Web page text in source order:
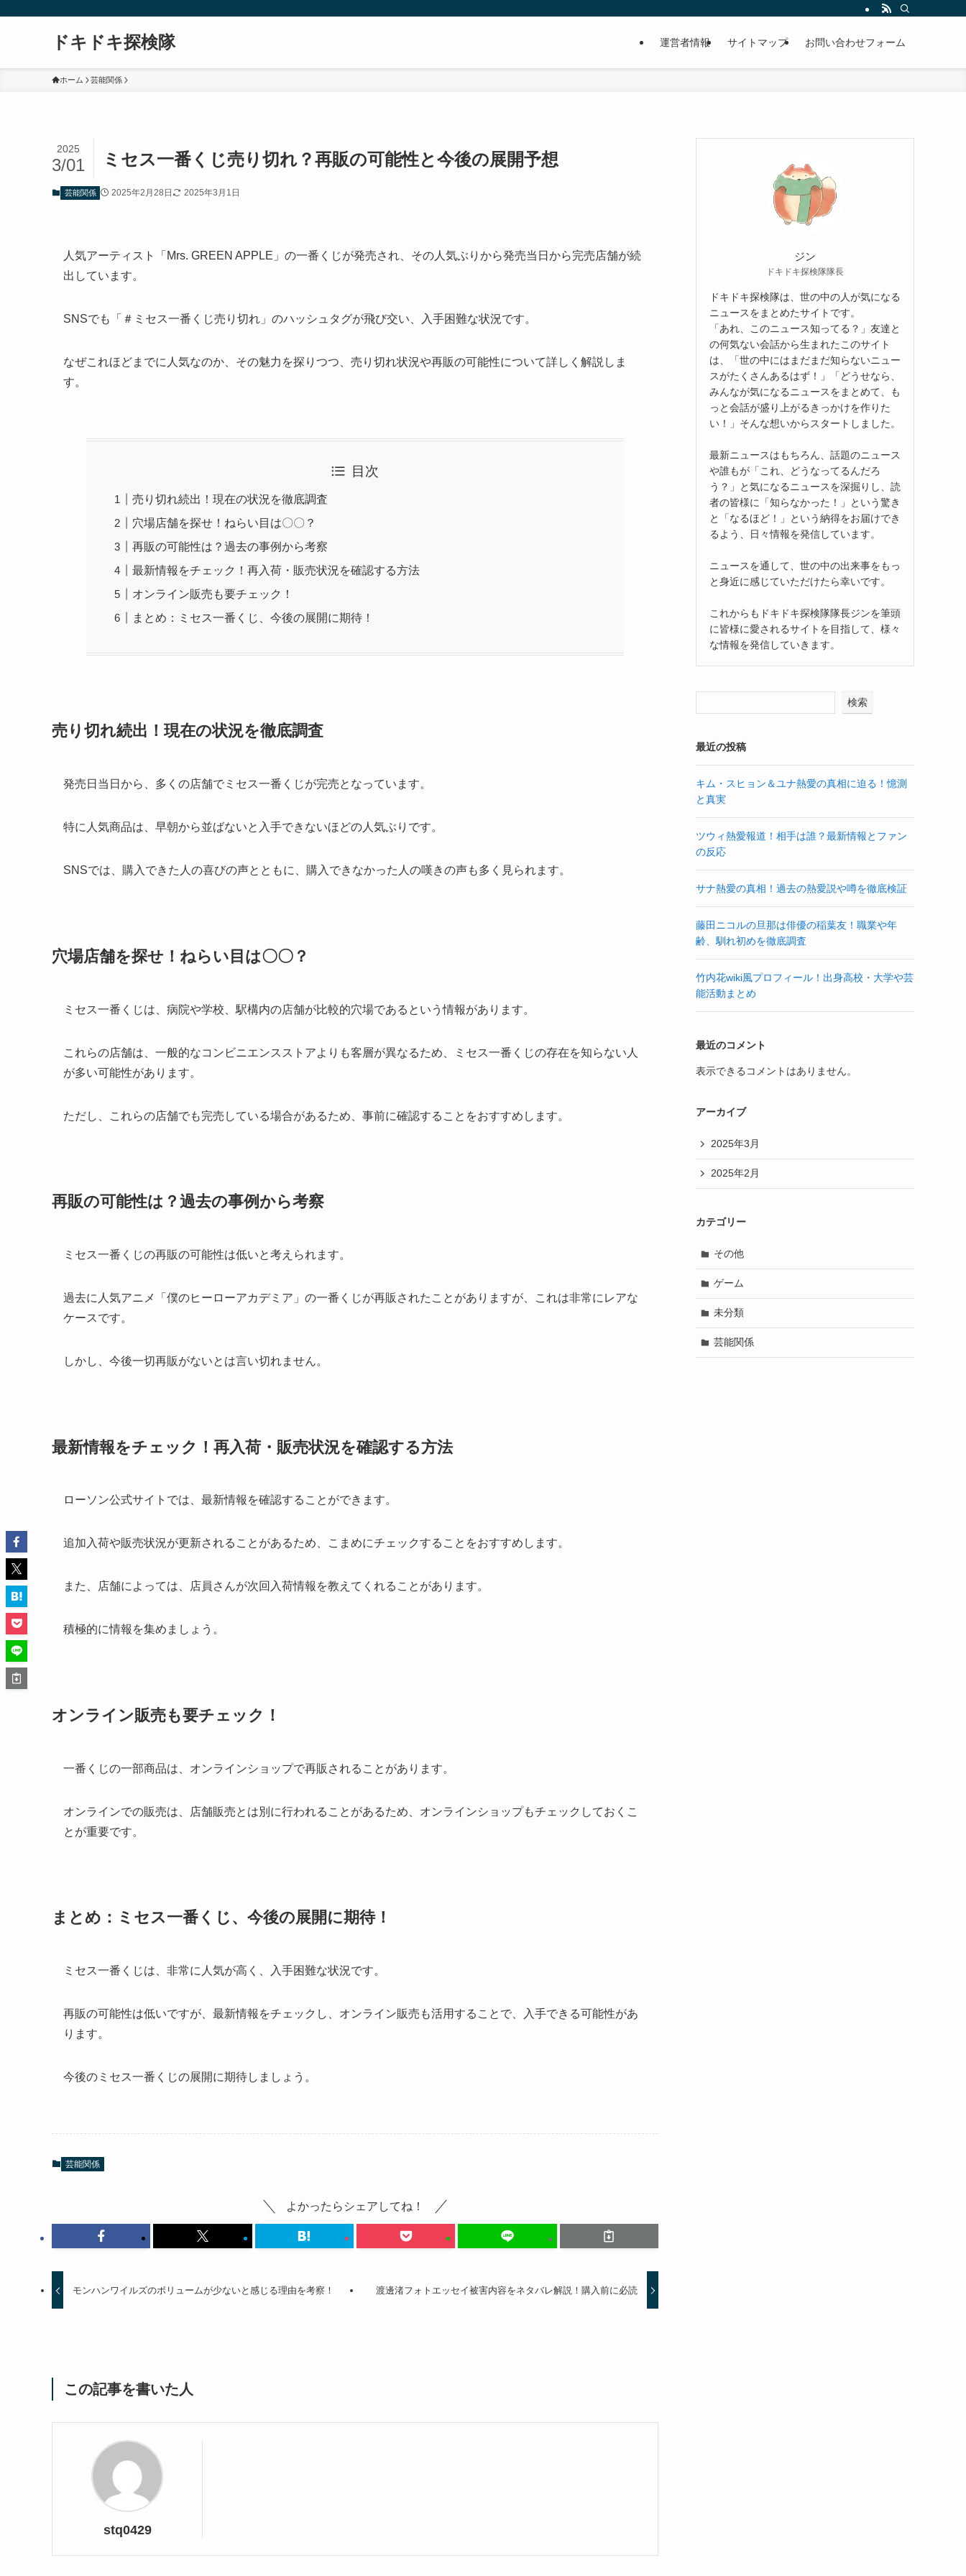
ドキドキ探検隊 運営者情報 サイトマップ お問い合わせフォーム
ホーム 芸能関係
ミセス一番くじ売り切れ？再販の可能性と今後の展開予想
2025
3/01
芸能関係 2025年2月28日 2025年3月1日
人気アーティスト「Mrs. GREEN APPLE」の一番くじが発売され、その人気ぶりから発売当日から完売店舗が続
出しています。
SNSでも「＃ミセス一番くじ売り切れ」のハッシュタグが飛び交い、入手困難な状況です。
なぜこれほどまでに人気なのか、その魅力を探りつつ、売り切れ状況や再販の可能性について詳しく解説しま
す。
目次
売り切れ続出！現在の状況を徹底調査
穴場店舗を探せ！ねらい目は〇〇？
再販の可能性は？過去の事例から考察
最新情報をチェック！再入荷・販売状況を確認する方法
オンライン販売も要チェック！
まとめ：ミセス一番くじ、今後の展開に期待！
売り切れ続出！現在の状況を徹底調査
発売日当日から、多くの店舗でミセス一番くじが完売となっています。
特に人気商品は、早朝から並ばないと入手できないほどの人気ぶりです。
SNSでは、購入できた人の喜びの声とともに、購入できなかった人の嘆きの声も多く見られます。
穴場店舗を探せ！ねらい目は〇〇？
ミセス一番くじは、病院や学校、駅構内の店舗が比較的穴場であるという情報があります。
これらの店舗は、一般的なコンビニエンスストアよりも客層が異なるため、ミセス一番くじの存在を知らない人
が多い可能性があります。
ただし、これらの店舗でも完売している場合があるため、事前に確認することをおすすめします。
再販の可能性は？過去の事例から考察
ミセス一番くじの再販の可能性は低いと考えられます。
過去に人気アニメ「僕のヒーローアカデミア」の一番くじが再販されたことがありますが、これは非常にレアな
ケースです。
しかし、今後一切再販がないとは言い切れません。
最新情報をチェック！再入荷・販売状況を確認する方法
ローソン公式サイトでは、最新情報を確認することができます。
追加入荷や販売状況が更新されることがあるため、こまめにチェックすることをおすすめします。
また、店舗によっては、店員さんが次回入荷情報を教えてくれることがあります。
積極的に情報を集めましょう。
オンライン販売も要チェック！
一番くじの一部商品は、オンラインショップで再販されることがあります。
オンラインでの販売は、店舗販売とは別に行われることがあるため、オンラインショップもチェックしておくこ
とが重要です。
まとめ：ミセス一番くじ、今後の展開に期待！
ミセス一番くじは、非常に人気が高く、入手困難な状況です。
再販の可能性は低いですが、最新情報をチェックし、オンライン販売も活用することで、入手できる可能性があ
ります。
今後のミセス一番くじの展開に期待しましょう。
芸能関係
よかったらシェアしてね！
モンハンワイルズのボリュームが少ないと感じる理由を考察！ 渡邊渚フォトエッセイ被害内容をネタバレ解説！購入前に必読
この記事を書いた人
stq0429
ジン
ドキドキ探検隊隊長
ドキドキ探検隊は、世の中の人が気になる
ニュースをまとめたサイトです。
「あれ、このニュース知ってる？」友達と
の何気ない会話から生まれたこのサイト
は、「世の中にはまだまだ知らないニュー
スがたくさんあるはず！」「どうせなら、
みんなが気になるニュースをまとめて、も
っと会話が盛り上がるきっかけを作りた
い！」そんな想いからスタートしました。
最新ニュースはもちろん、話題のニュース
や誰もが「これ、どうなってるんだろ
う？」と気になるニュースを深掘りし、読
者の皆様に「知らなかった！」という驚き
と「なるほど！」という納得をお届けでき
るよう、日々情報を発信しています。
ニュースを通して、世の中の出来事をもっ
と身近に感じていただけたら幸いです。
これからもドキドキ探検隊隊長ジンを筆頭
に皆様に愛されるサイトを目指して、様々
な情報を発信していきます。
検索
最近の投稿
キム・スヒョン＆ユナ熱愛の真相に迫る！憶測
と真実
ツウィ熱愛報道！相手は誰？最新情報とファン
の反応
サナ熱愛の真相！過去の熱愛説や噂を徹底検証
藤田ニコルの旦那は俳優の稲葉友！職業や年
齢、馴れ初めを徹底調査
竹内花wiki風プロフィール！出身高校・大学や芸
能活動まとめ
最近のコメント
表示できるコメントはありません。
アーカイブ
2025年3月
2025年2月
カテゴリー
その他
ゲーム
未分類
芸能関係